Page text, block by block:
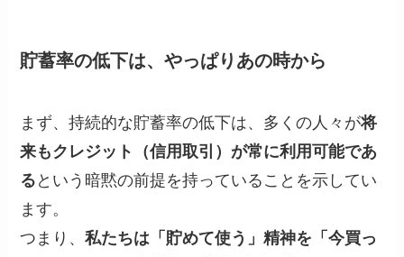
貯蓄率の低下は、やっぱりあの時から
まず、持続的な貯蓄率の低下は、多くの人々が将
来もクレジット（信用取引）が常に利用可能であ
る という暗黙の前提を持っていることを示してい
ます。
つまり、私たちは「貯めて使う」精神を「今買っ